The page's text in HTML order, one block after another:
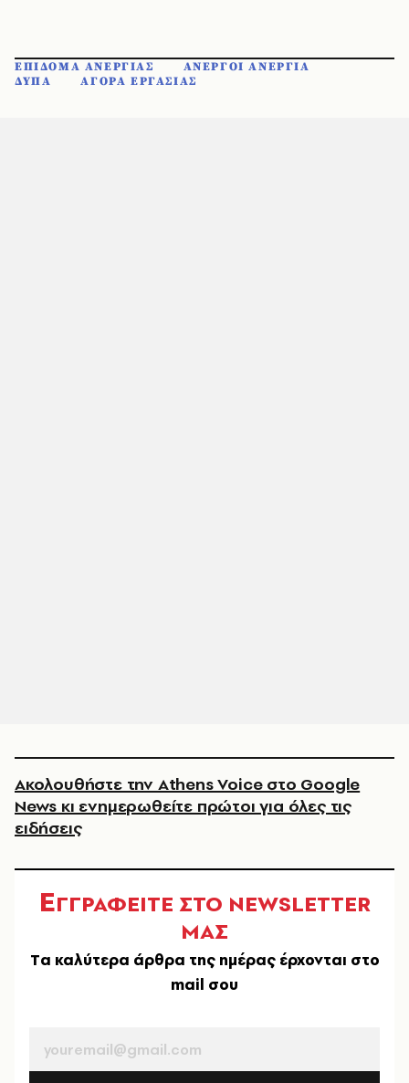
ΕΠΙΔΟΜΑ ΑΝΕΡΓΙΑΣ
ΑΝΕΡΓΟΙ ΑΝΕΡΓΙΑ
ΔΥΠΑ
ΑΓΟΡΑ ΕΡΓΑΣΙΑΣ
Ακολουθήστε την Athens Voice στο Google
News κι ενημερωθείτε πρώτοι για όλες τις
ειδήσεις
ΕΓΓΡΑΦΕΙΤΕ ΣΤΟ NEWSLETTER
ΜΑΣ
Tα καλύτερα άρθρα της ημέρας έρχονται στο
mail σου